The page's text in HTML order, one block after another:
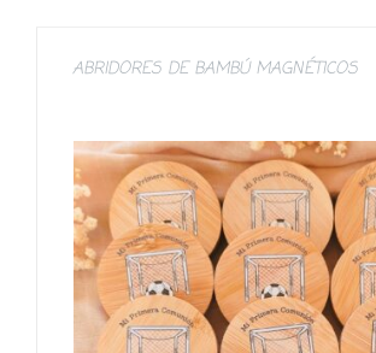
ABRIDORES DE BAMBÚ MAGNÉTICOS